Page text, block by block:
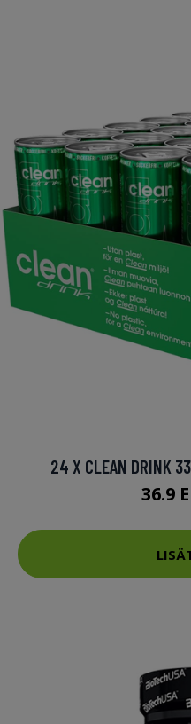
24 X CLEAN DRINK
36.9